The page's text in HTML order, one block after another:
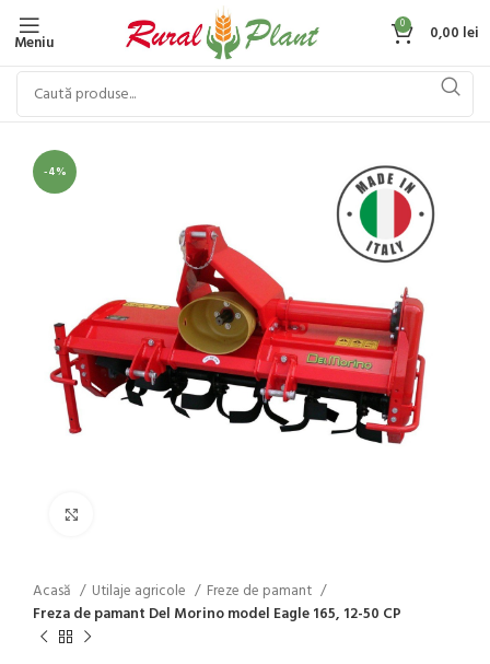
Meniu
0 0,00 lei
-4%
Acasă Utilaje agricole
Freze de pamant
Freza de pamant Del Morino model Eagle 165, 12-50 CP